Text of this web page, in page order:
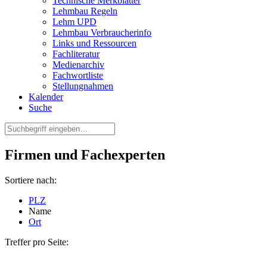
Lehmbau Regeln
Lehm UPD
Lehmbau Verbraucherinfo
Links und Ressourcen
Fachliteratur
Medienarchiv
Fachwortliste
Stellungnahmen
Kalender
Suche
Firmen und Fachexperten
Sortiere nach:
PLZ
Name
Ort
Treffer pro Seite: